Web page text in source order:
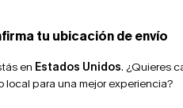
tu ubicación de envío
en Estados Unidos. ¿Quieres
local para una mejor experiencia?